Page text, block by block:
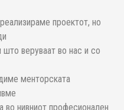
проектот, но
што веруваат во нас и со
менторската
во нивниот професионален